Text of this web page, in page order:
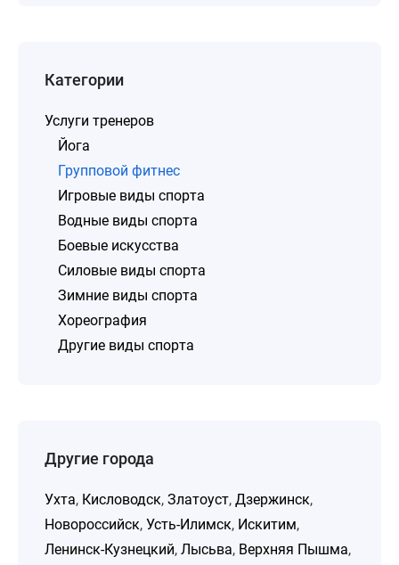
Категории
Услуги тренеров
Йога
Групповой фитнес
Игровые виды спорта
Водные виды спорта
Боевые искусства
Силовые виды спорта
Зимние виды спорта
Хореография
Другие виды спорта
Другие города
Ухта, Кисловодск, Златоуст, Дзержинск,
Новороссийск, Усть-Илимск, Искитим,
Ленинск-Кузнецкий, Лысьва, Верхняя Пышма,